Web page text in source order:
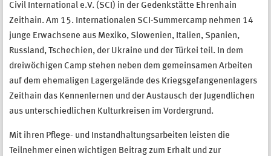
Civil International e.V. (SCI) in der Gedenkstätte Ehrenhain
Zeithain. Am 15. Internationalen SCI-Summercamp nehmen 14
junge Erwachsene aus Mexiko, Slowenien, Italien, Spanien,
Russland, Tschechien, der Ukraine und der Türkei teil. In dem
dreiwöchigen Camp stehen neben dem gemeinsamen Arbeiten
auf dem ehemaligen Lagergelände des Kriegsgefangenenlagers
Zeithain das Kennenlernen und der Austausch der Jugendlichen
aus unterschiedlichen Kulturkreisen im Vordergrund.
Mit ihren Pflege- und Instandhaltungsarbeiten leisten die
Teilnehmer einen wichtigen Beitrag zum Erhalt und zur